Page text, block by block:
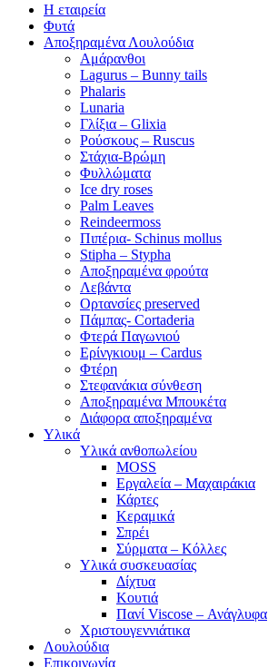
Η εταιρεία
Φυτά
Αποξηραμένα Λουλούδια
Αμάρανθοι
Lagurus – Bunny tails
Phalaris
Lunaria
Γλίξια – Glixia
Ρούσκους – Ruscus
Στάχια-Βρώμη
Φυλλώματα
Ice dry roses
Palm Leaves
Reindeermoss
Πιπέρια- Schinus mollus
Stipha – Stypha
Αποξηραμένα φρούτα
Λεβάντα
Ορτανσίες preserved
Πάμπας- Cortaderia
Φτερά Παγωνιού
Ερίνγκιουμ – Cardus
Φτέρη
Στεφανάκια σύνθεση
Αποξηραμένα Μπουκέτα
Διάφορα αποξηραμένα
Υλικά
Υλικά ανθοπωλείου
MOSS
Εργαλεία – Μαχαιράκια
Κάρτες
Κεραμικά
Σπρέι
Σύρματα – Κόλλες
Υλικά συσκευασίας
Δίχτυα
Κουτιά
Πανί Viscose – Ανάγλυφα
Χριστουγεννιάτικα
Λουλούδια
Επικοινωνία